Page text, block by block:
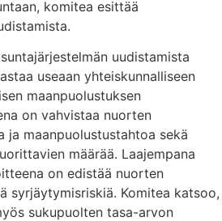
komitea esittää
uudistamista
useaan yhteiskunnalliseen
maanpuolustuksen
on vahvistaa nuorten
ja maanpuolustustahtoa sekä
määrää. Laajempana
on edistää nuorten
syrjäytymisriskiä. Komitea katsoo,
sukupuolten tasa-arvon